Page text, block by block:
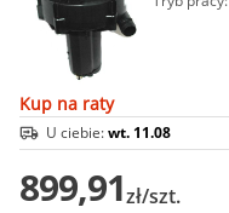
Kup na raty
U ciebie:wt. 11.08
899,91zł/szt.